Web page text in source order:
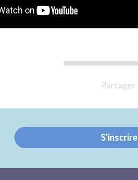
Partager
S'inscrire